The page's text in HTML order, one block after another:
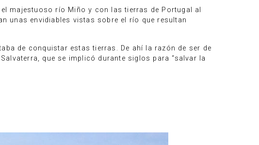
majestuoso río Miño y con las tierras de Portugal al
unas envidiables vistas sobre el río que resultan
de conquistar estas tierras. De ahí la razón de ser de
que se implicó durante siglos para “salvar la